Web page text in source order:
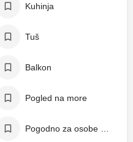
Kuhinja
Tuš
Balkon
Pogled na more